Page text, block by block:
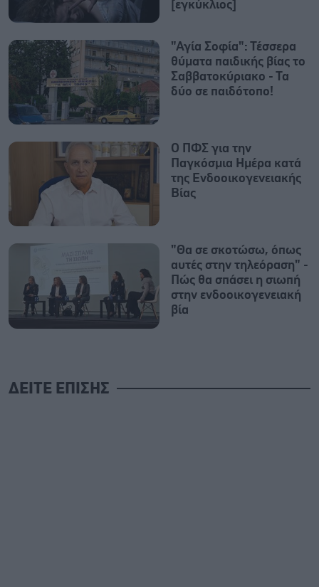
[εγκύκλιος]
"Αγία Σοφία": Τέσσερα
θύματα παιδικής βίας το
Σαββατοκύριακο - Τα
δύο σε παιδότοπο!
Ο ΠΦΣ για την
Παγκόσμια Ημέρα κατά
της Ενδοοικογενειακής
Βίας
"Θα σε σκοτώσω, όπως
αυτές στην τηλεόραση" -
Πώς θα σπάσει η σιωπή
στην ενδοοικογενειακή
βία
ΔΕΙΤΕ ΕΠΙΣΗΣ